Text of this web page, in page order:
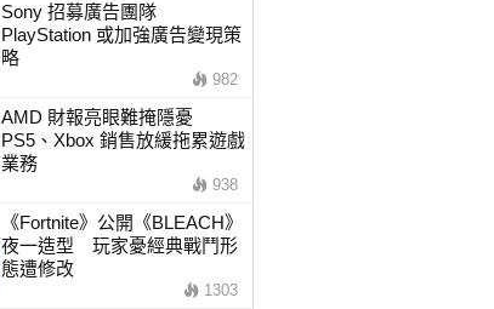
Sony 招募廣告團隊
PlayStation 或加強廣告變現策
略
982
AMD 財報亮眼難掩隱憂
PS5、Xbox 銷售放緩拖累遊戲
業務
938
《Fortnite》公開《BLEACH》
夜一造型 玩家憂經典戰鬥形
態遭修改
1303